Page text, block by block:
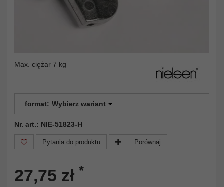
Max. ciężar 7 kg
format: Wybierz wariant
Nr. art.: NIE-51823-H
Pytania do produktu Porównaj
27,75 zł *